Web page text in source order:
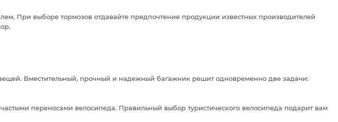
При выборе тормозов отдавайте предпочтение продукции известных производителей
вещей. Вместительный, прочный и надежный багажник решит одновременно две задачи:
переносами велосипеда. Правильный выбор туристического велосипеда подарит вам